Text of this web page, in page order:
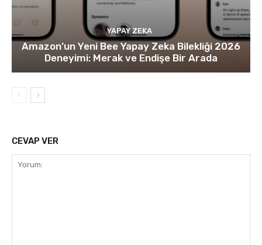
YAPAY ZEKA
Amazon’un Yeni Bee Yapay Zeka Bilekliği 2026
Deneyimi: Merak ve Endişe Bir Arada
CEVAP VER